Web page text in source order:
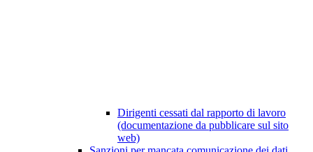
Dirigenti cessati dal rapporto di lavoro
(documentazione da pubblicare sul sito
web)